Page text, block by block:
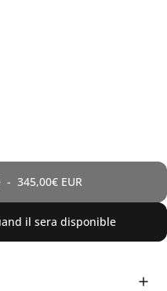
- 345,00€ EUR
il sera disponible